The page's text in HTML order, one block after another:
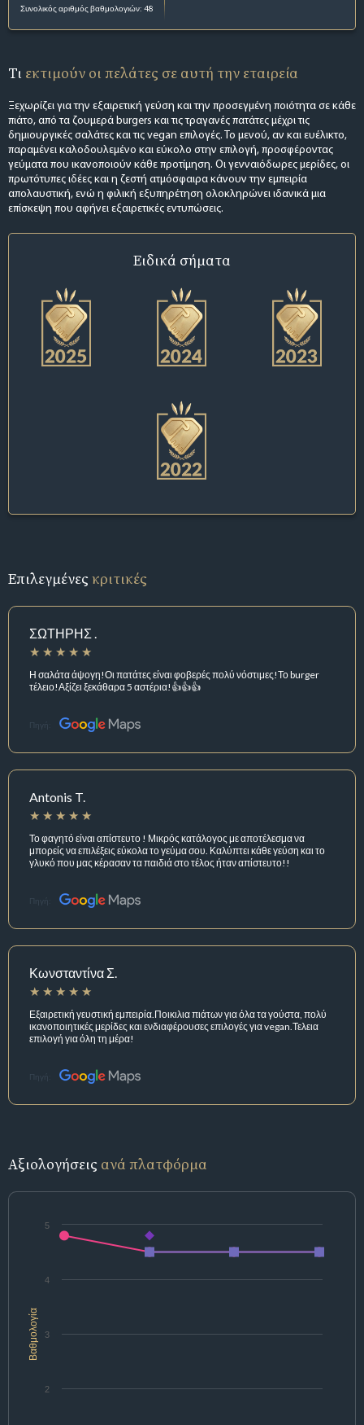
Συνολικός αριθμός βαθμολογιών: 48
Τι εκτιμούν οι πελάτες σε αυτή την εταιρεία
Ξεχωρίζει για την εξαιρετική γεύση και την προσεγμένη ποιότητα σε κάθε
πιάτο, από τα ζουμερά burgers και τις τραγανές πατάτες μέχρι τις
δημιουργικές σαλάτες και τις vegan επιλογές. Το μενού, αν και ευέλικτο,
παραμένει καλοδουλεμένο και εύκολο στην επιλογή, προσφέροντας
γεύματα που ικανοποιούν κάθε προτίμηση. Οι γενναιόδωρες μερίδες, οι
πρωτότυπες ιδέες και η ζεστή ατμόσφαιρα κάνουν την εμπειρία
απολαυστική, ενώ η φιλική εξυπηρέτηση ολοκληρώνει ιδανικά μια
επίσκεψη που αφήνει εξαιρετικές εντυπώσεις.
Ειδικά σήματα
Επιλεγμένεςκριτικές
ΣΩΤΗΡΗΣ .
Η σαλάτα άψογη!Οι πατάτες είναι φοβερές πολύ νόστιμες!Το burger
τέλειο!Αξίζει ξεκάθαρα 5 αστέρια!👍👍👍
Πηγή:
Antonis T.
Το φαγητό είναι απίστευτο ! Μικρός κατάλογος με αποτέλεσμα να
μπορείς να επιλέξεις εύκολα το γεύμα σου. Καλύπτει κάθε γεύση και το
γλυκό που μας κέρασαν τα παιδιά στο τέλος ήταν απίστευτο!!
Πηγή:
Κωνσταντίνα Σ.
Εξαιρετική γευστική εμπειρία.Ποικιλια πιάτων για όλα τα γούστα, πολύ
ικανοποιητικές μερίδες και ενδιαφέρουσες επιλογές για vegan.Τελεια
επιλογή για όλη τη μέρα!
Πηγή:
Αξιολογήσεις ανά πλατφόρμα
Βαθμολογία
2
3
4
5